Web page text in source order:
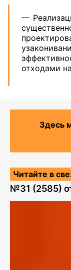
—
отходами
Здесь
Читайте в
№31 (2585)